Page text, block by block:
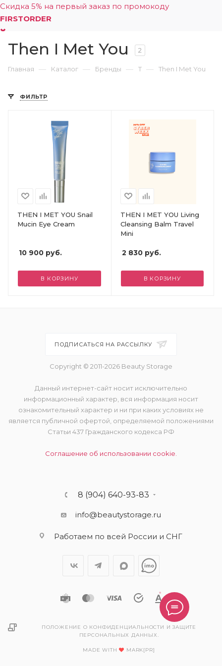
Скидка 5% на первый заказ по промокоду
FIRSTORDER
Then I Met You 2
Главная — Каталог — Бренды — T — Then I Met You
ФИЛЬТР
THEN I MET YOU Snail
Mucin Eye Cream
10 900 руб.
В КОРЗИНУ
THEN I MET YOU Living
Cleansing Balm Travel
Mini
2 830руб.
В КОРЗИНУ
ПОДПИСАТЬСЯ НА РАССЫЛКУ
Copyright © 2011-2026 Beauty Storage
Данный интернет-сайт носит исключительно
информационный характер, вся информация носит
ознакомительный характер и ни при каких условиях не
является публичной офертой, определяемой положениями
Статьи 437 Гражданского кодекса РФ
Соглашение об использовании cookie.
8 (904) 640-93-83
info@beautystorage.ru
Работаем по всей России и СНГ
ПОЛОЖЕНИЕ О КОНФИДЕНЦИАЛЬНОСТИ И ЗАЩИТЕ
ПЕРСОНАЛЬНЫХ ДАННЫХ.
MADE WITH MARK[PR]